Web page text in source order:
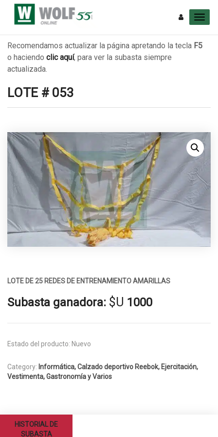
Recomendamos actualizar la página apretando la tecla F5
o haciendo clic aquí, para ver la subasta siempre
actualizada.
LOTE # 053
LOTE DE 25 REDES DE ENTRENAMIENTO AMARILLAS
Subasta ganadora: $U 1000
Estado del producto: Nuevo
Category: Informática, Calzado deportivo Reebok, Ejercitación,
Vestimenta, Gastronomía y Varios
HISTORIAL DE
SUBASTA